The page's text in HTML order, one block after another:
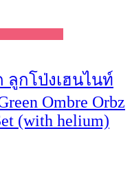
ลูกโป่งเฮนไนท์
Ombre Orbz
(with helium)